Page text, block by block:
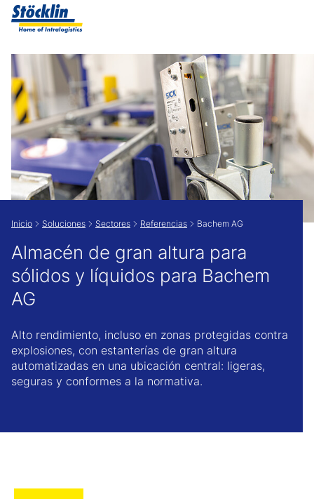
Show convenient version of this site
Don't show this message again
Inicio Soluciones Sectores Referencias Bachem AG
Almacén de gran altura para
sólidos y líquidos para Bachem
AG
Alto rendimiento, incluso en zonas protegidas contra
explosiones, con estanterías de gran altura
automatizadas en una ubicación central: ligeras,
seguras y conformes a la normativa.